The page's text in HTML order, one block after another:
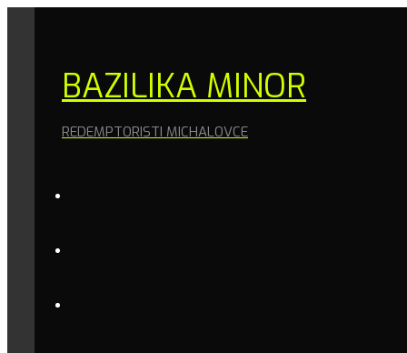
BAZILIKA MINOR
REDEMPTORISTI MICHALOVCE